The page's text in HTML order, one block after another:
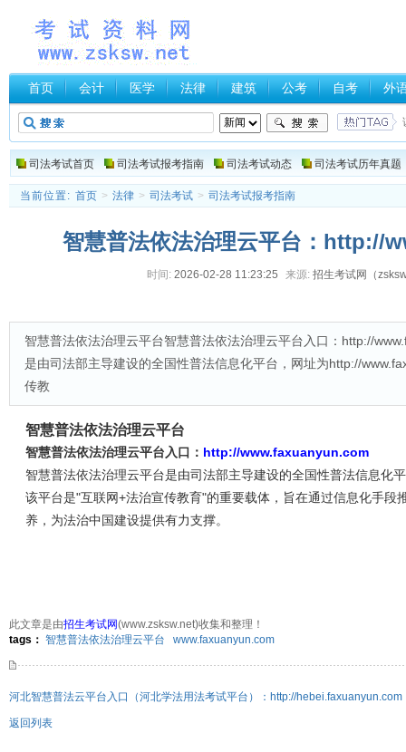
首页 会计 医学 法律 建筑 公考 自考 外
司法考试首页 司法考试报考指南 司法考试动态 司法考试历年真题
当前位置: 首页 > 法律 > 司法考试 > 司法考试报考指南
智慧普法依法治理云平台：http://
时间: 2026-02-28 11:23:25 来源: 招生考试网（
智慧普法依法治理云平台智慧普法依法治理云平台入口：http://
是由司法部主导建设的全国性普法信息化平台，网址为http://
传教
智慧普法依法治理云平台
智慧普法依法治理云平台入口： http://www.faxuanyun.com
智慧普法依法治理云平台是由司法部主导建设的全国性普法信息化
该平台是"互联网+法治宣传教育"的重要载体，旨在通过信息化手段
养，为法治中国建设提供有力支撑。
此文章是由招生考试网(www.zsksw.net)收集和整理！
tags： 智慧普法依法治理云平台 www.faxuanyun.com
河北智慧普法云平台入口（河北学法用法考试平台）：http://hebei.faxuanyun.com
返回列表